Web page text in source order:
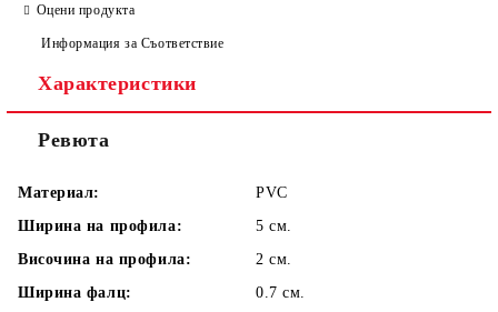
Оцени продукта
Информация за Съответствие
Характеристики
Ревюта
Материал:
PVC
Ширина на профила:
5 см.
Височина на профила:
2 см.
Ширина фалц:
0.7 см.